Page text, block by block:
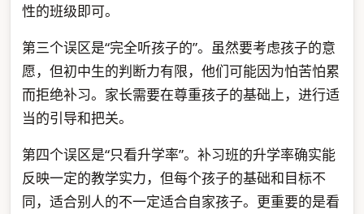
性的班级即可。
第三个误区是“完全听孩子的”。虽然要考虑孩子的意
愿，但初中生的判断力有限，他们可能因为怕苦怕累
而拒绝补习。家长需要在尊重孩子的基础上，进行适
当的引导和把关。
第四个误区是“只看升学率”。补习班的升学率确实能
反映一定的教学实力，但每个孩子的基础和目标不
同，适合别人的不一定适合自家孩子。更重要的是看